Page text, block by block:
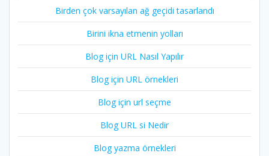
Birden çok varsayılan ağ geçidi tasarlandı
Birini ikna etmenin yolları
Blog için URL Nasıl Yapılır
Blog için URL örnekleri
Blog için url seçme
Blog URL si Nedir
Blog yazma örnekleri